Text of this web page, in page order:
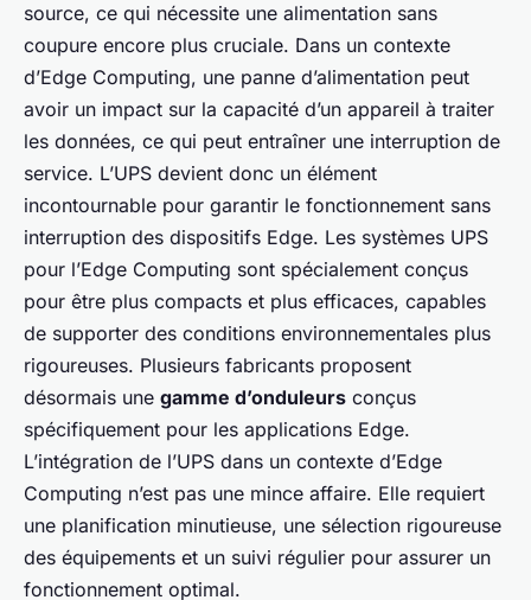
source, ce qui nécessite une alimentation sans
coupure encore plus cruciale. Dans un contexte
d’Edge Computing, une panne d’alimentation peut
avoir un impact sur la capacité d’un appareil à traiter
les données, ce qui peut entraîner une interruption de
service. L’UPS devient donc un élément
incontournable pour garantir le fonctionnement sans
interruption des dispositifs Edge. Les systèmes UPS
pour l’Edge Computing sont spécialement conçus
pour être plus compacts et plus efficaces, capables
de supporter des conditions environnementales plus
rigoureuses. Plusieurs fabricants proposent
désormais une gamme d’onduleurs conçus
spécifiquement pour les applications Edge.
L’intégration de l’UPS dans un contexte d’Edge
Computing n’est pas une mince affaire. Elle requiert
une planification minutieuse, une sélection rigoureuse
des équipements et un suivi régulier pour assurer un
fonctionnement optimal.